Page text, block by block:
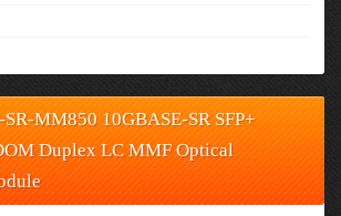
MM850 10GBASE-SR SFP+
Duplex LC MMF Optical